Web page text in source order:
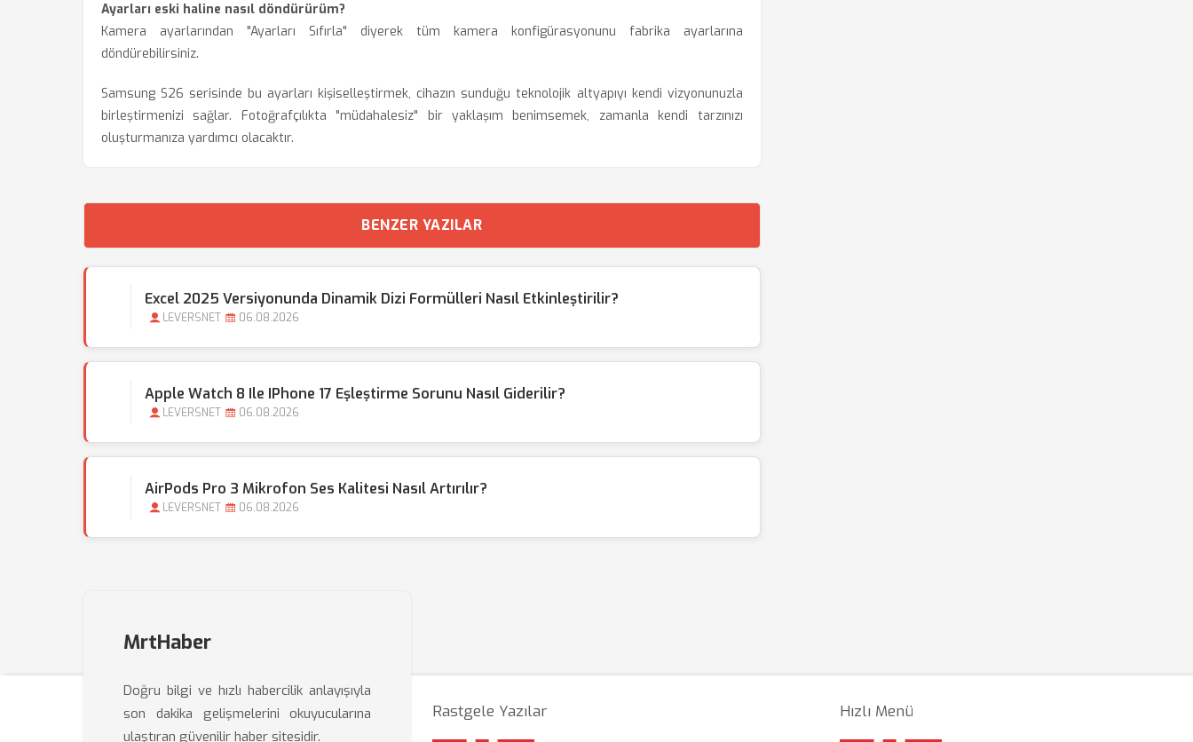
Ayarları eski haline nasıl döndürürüm?
Kamera ayarlarından "Ayarları Sıfırla" diyerek tüm kamera konfigürasyonunu fabrika ayarlarına
döndürebilirsiniz.
Samsung S26 serisinde bu ayarları kişiselleştirmek, cihazın sunduğu teknolojik altyapıyı kendi vizyonunuzla
birleştirmenizi sağlar. Fotoğrafçılıkta "müdahalesiz" bir yaklaşım benimsemek, zamanla kendi tarzınızı
oluşturmanıza yardımcı olacaktır.
BENZER YAZILAR
Excel 2025 Versiyonunda Dinamik Dizi Formülleri Nasıl Etkinleştirilir?
LEVERSNET 06.08.2026
Apple Watch 8 Ile IPhone 17 Eşleştirme Sorunu Nasıl Giderilir?
LEVERSNET 06.08.2026
AirPods Pro 3 Mikrofon Ses Kalitesi Nasıl Artırılır?
LEVERSNET 06.08.2026
MrtHaber
Doğru bilgi ve hızlı habercilik anlayışıyla
son dakika gelişmelerini okuyucularına
ulaştıran güvenilir haber sitesidir.
Rastgele Yazılar Hızlı Menü